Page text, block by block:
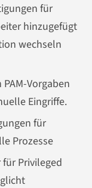
für
hinzugefügt
wechseln
Vorgaben
Eingriffe.
für
Prozesse
Privileged